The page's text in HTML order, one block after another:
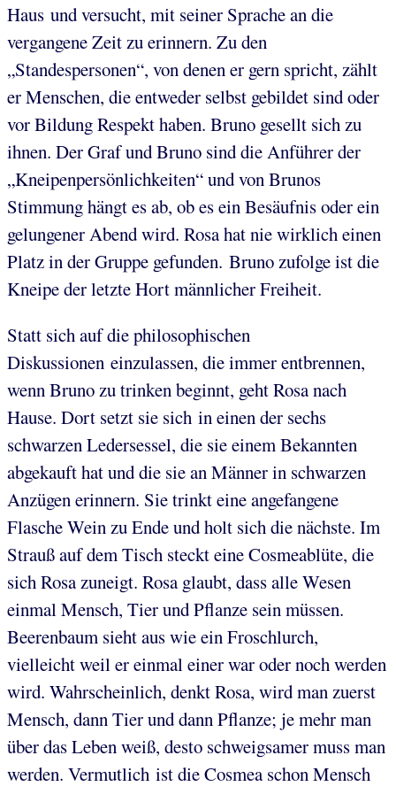
Haus und versucht, mit seiner Sprache an die
vergangene Zeit zu erinnern. Zu den
„Standespersonen“, von denen er gern spricht, zählt
er Menschen, die entweder selbst gebildet sind oder
vor Bildung Respekt haben. Bruno gesellt sich zu
ihnen. Der Graf und Bruno sind die Anführer der
„Kneipenpersönlichkeiten“ und von Brunos
Stimmung hängt es ab, ob es ein Besäufnis oder ein
gelungener Abend wird. Rosa hat nie wirklich einen
Platz in der Gruppe gefunden. Bruno zufolge ist die
Kneipe der letzte Hort männlicher Freiheit.
Statt sich auf die philosophischen
Diskussionen einzulassen, die immer entbrennen,
wenn Bruno zu trinken beginnt, geht Rosa nach
Hause. Dort setzt sie sich in einen der sechs
schwarzen Ledersessel, die sie einem Bekannten
abgekauft hat und die sie an Männer in schwarzen
Anzügen erinnern. Sie trinkt eine angefangene
Flasche Wein zu Ende und holt sich die nächste. Im
Strauß auf dem Tisch steckt eine Cosmeablüte, die
sich Rosa zuneigt. Rosa glaubt, dass alle Wesen
einmal Mensch, Tier und Pflanze sein müssen.
Beerenbaum sieht aus wie ein Froschlurch,
vielleicht weil er einmal einer war oder noch werden
wird. Wahrscheinlich, denkt Rosa, wird man zuerst
Mensch, dann Tier und dann Pflanze; je mehr man
über das Leben weiß, desto schweigsamer muss man
werden. Vermutlich ist die Cosmea schon Mensch